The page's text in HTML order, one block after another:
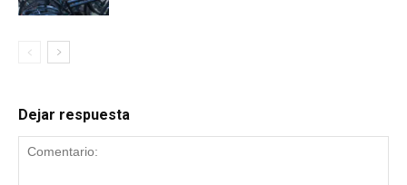
Dejar respuesta